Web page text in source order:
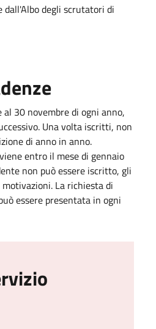
dall'Albo degli scrutatori di
30 novembre di ogni anno,
Una volta iscritti, non
di anno in anno.
entro il mese di gennaio
non può essere iscritto, gli
La richiesta di
essere presentata in ogni